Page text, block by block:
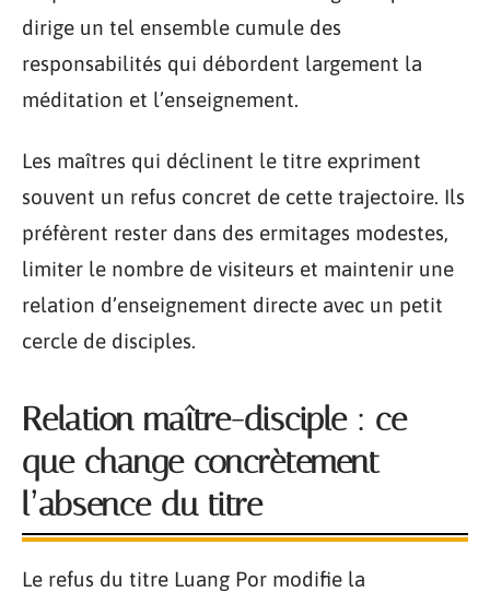
dirige un tel ensemble cumule des
responsabilités qui débordent largement la
méditation et l’enseignement.
Les maîtres qui déclinent le titre expriment
souvent un refus concret de cette trajectoire. Ils
préfèrent rester dans des ermitages modestes,
limiter le nombre de visiteurs et maintenir une
relation d’enseignement directe avec un petit
cercle de disciples.
Relation maître-disciple : ce
que change concrètement
l’absence du titre
Le refus du titre Luang Por modifie la